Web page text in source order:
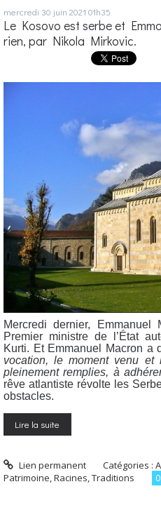
mercredi 30 juin 2021 01h35
Le Kosovo est serbe et
rien, par Nikola Mirkovic.
Mercredi dernier,
Premier ministre de l’État
Kurti. Et Emmanuel Macron a
vocation, le moment venu et
pleinement remplies, à
rêve atlantiste révolte les
obstacles.
Lire la suite
Lien permanent Catégories :
Patrimoine, Racines, Traditions
0